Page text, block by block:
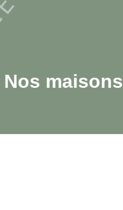
Nos maisons